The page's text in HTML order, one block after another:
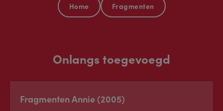
Home Fragmenten
Onlangs toegevoegd
Fragmenten Annie (2005)